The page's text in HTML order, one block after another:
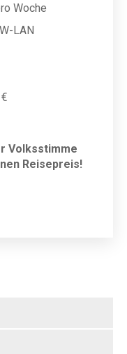
Woche
LAN
Volksstimme
Reisepreis!